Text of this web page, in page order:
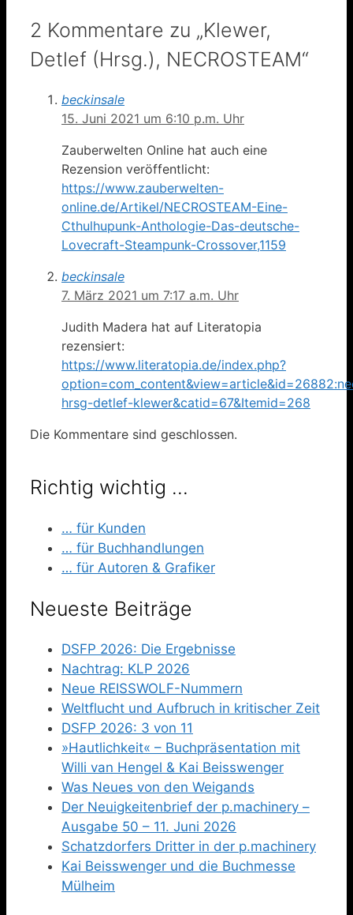
2 Kommentare zu „Klewer,
Detlef (Hrsg.), NECROSTEAM“
beckinsale
15. Juni 2021 um 6:10 p.m. Uhr
Zauberwelten Online hat auch eine
Rezension veröffentlicht:
https://www.zauberwelten-
online.de/Artikel/NECROSTEAM-Eine-
Cthulhupunk-Anthologie-Das-deutsche-
Lovecraft-Steampunk-Crossover,1159
beckinsale
7. März 2021 um 7:17 a.m. Uhr
Judith Madera hat auf Literatopia
rezensiert:
https://www.literatopia.de/index.php?
hrsg-detlef-klewer&catid=67&Itemid=268
Die Kommentare sind geschlossen.
Richtig wichtig …
… für Kunden
… für Buchhandlungen
… für Autoren & Grafiker
Neueste Beiträge
DSFP 2026: Die Ergebnisse
Nachtrag: KLP 2026
Neue REISSWOLF-Nummern
Weltflucht und Aufbruch in kritischer Zeit
DSFP 2026: 3 von 11
»Hautlichkeit« – Buchpräsentation mit
Willi van Hengel & Kai Beisswenger
Was Neues von den Weigands
Der Neuigkeitenbrief der p.machinery –
Ausgabe 50 – 11. Juni 2026
Schatzdorfers Dritter in der p.machinery
Kai Beisswenger und die Buchmesse
Mülheim